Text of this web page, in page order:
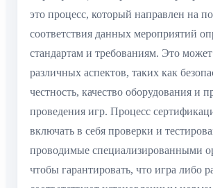
это процесс, который направлен на
соответствия данных мероприятий
стандартам и требованиям. Это может
различных аспектов, таких как
честность, качество оборудования и
проведения игр. Процесс
включать в себя проверки и
проводимые специализированными
чтобы гарантировать, что игра либо